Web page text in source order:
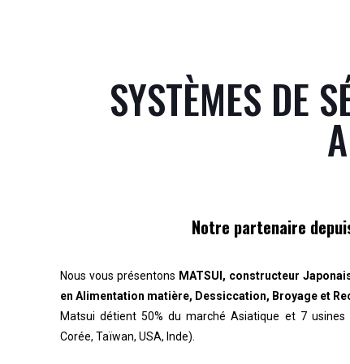
SYSTÈMES DE
Notre partenaire
Nous vous présentons MATSUI, constructeur
en Alimentation matière, Dessiccation, Broyage et
Matsui détient 50% du marché Asiatique et 7
Corée, Taïwan, USA, Inde).